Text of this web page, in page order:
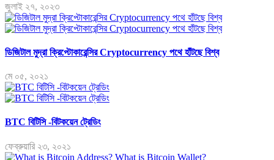
জুলাই ২৭, ২০২৩
ডিজিটাল মুদ্রা ক্রিপ্টোকারেন্সির Cryptocurrency পথে হাঁটছে বিশ্ব
মে ০৫, ২০২১
BTC বিটিসি -বিটকয়েন ট্রেডিং
ফেব্রুয়ারি ২৩, ২০২১